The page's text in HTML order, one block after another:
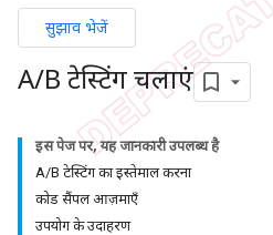
सुझाव भेजें
A/B टेस्टिंग चलाएं
इस पेज पर, यह जानकारी उपलब्ध है
A/B टेस्टिंग का इस्तेमाल करना
कोड सैंपल आज़माएँ
उपयोग के उदाहरण